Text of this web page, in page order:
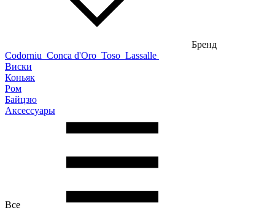
Бренд
Codorniu Conca d'Oro Toso Lassalle
Виски
Коньяк
Ром
Байцзю
Аксессуары
Все